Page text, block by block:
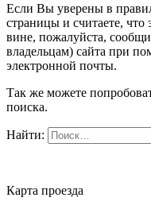
Если Вы уверены в
страницы и считаете,
вине, пожалуйста,
владельцам) сайта при
электронной почты.
Так же можете
поиска.
Найти:
Карта проезда